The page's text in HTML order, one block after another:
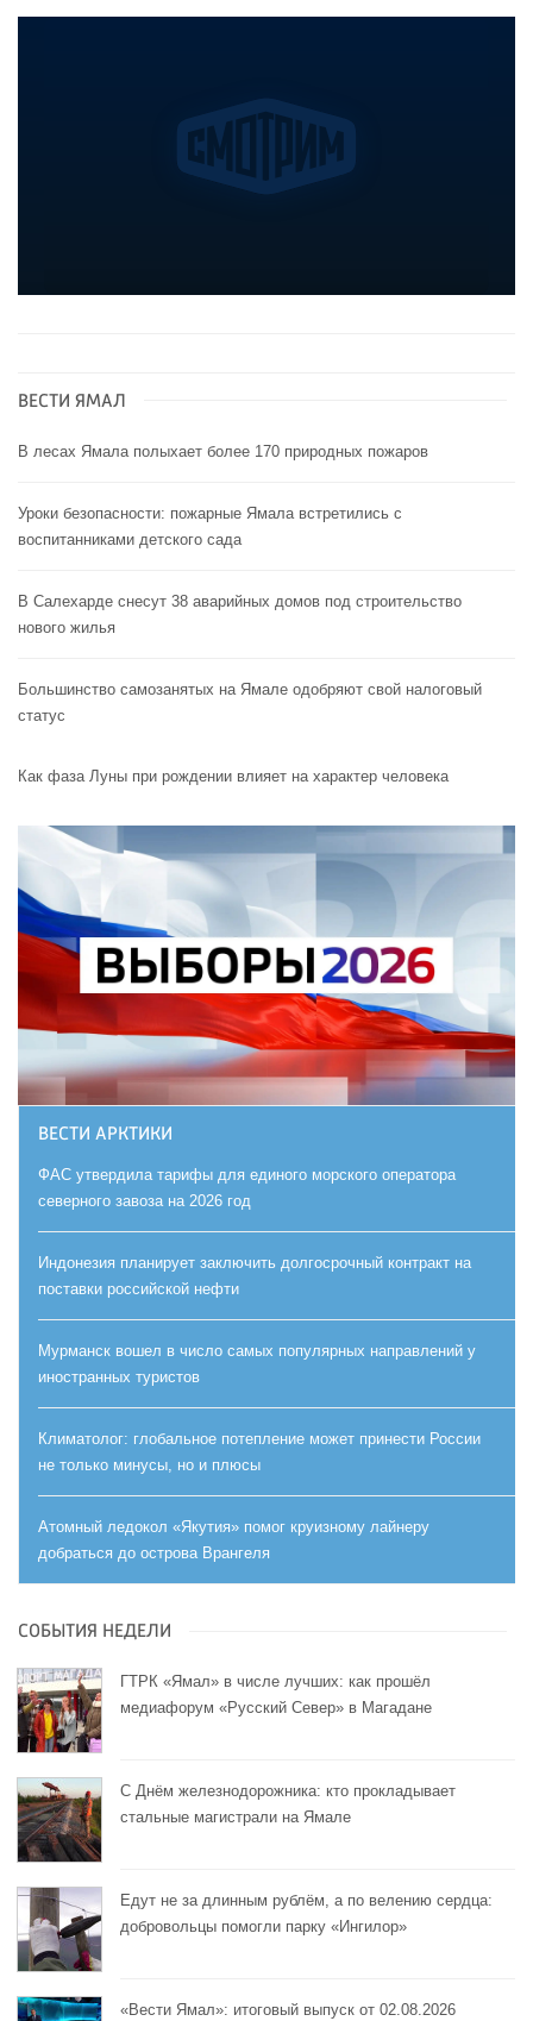
ВЕСТИ ЯМАЛ
В лесах Ямала полыхает более 170 природных пожаров
Уроки безопасности: пожарные Ямала встретились с
воспитанниками детского сада
В Салехарде снесут 38 аварийных домов под строительство
нового жилья
Большинство самозанятых на Ямале одобряют свой налоговый
статус
Как фаза Луны при рождении влияет на характер человека
ВЕСТИ АРКТИКИ
ФАС утвердила тарифы для единого морского оператора
северного завоза на 2026 год
Индонезия планирует заключить долгосрочный контракт на
поставки российской нефти
Мурманск вошел в число самых популярных направлений у
иностранных туристов
Климатолог: глобальное потепление может принести России
не только минусы, но и плюсы
Атомный ледокол «Якутия» помог круизному лайнеру
добраться до острова Врангеля
СОБЫТИЯ НЕДЕЛИ
ГТРК «Ямал» в числе лучших: как прошёл
медиафорум «Русский Север» в Магадане
С Днём железнодорожника: кто прокладывает
стальные магистрали на Ямале
Едут не за длинным рублём, а по велению сердца:
добровольцы помогли парку «Ингилор»
«Вести Ямал»: итоговый выпуск от 02.08.2026